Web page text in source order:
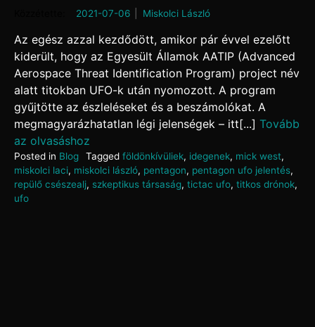
2021-07-06by Miskolci László
Az egész azzal kezdődött, amikor pár évvel ezelőtt
kiderült, hogy az Egyesült Államok AATIP (Advanced
Aerospace Threat Identification Program) project név
alatt titokban UFO-k után nyomozott. A program
gyűjtötte az észleléseket és a beszámolókat. A
megmagyarázhatatlan légi jelenségek – itt[...] Tovább
az olvasáshoz
Posted in Blog Tagged földönkívüliek, idegenek, mick west,
miskolci laci, miskolci lászló, pentagon, pentagon ufo jelentés,
repülő csészealj, szkeptikus társaság, tictac ufo, titkos drónok,
ufo